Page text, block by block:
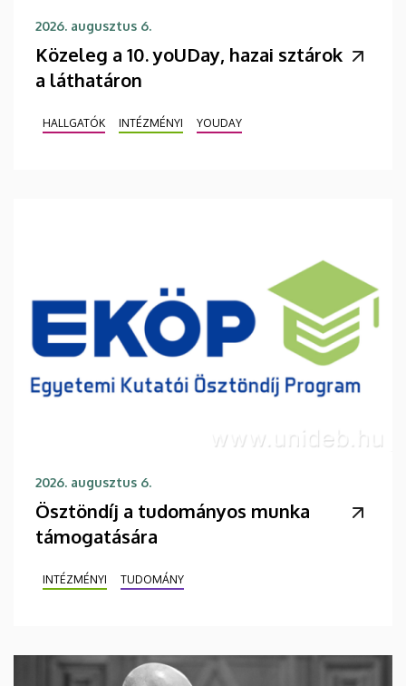
2026. augusztus 6.
Közeleg a 10. yoUDay, hazai sztárok
a láthatáron
HALLGATÓK INTÉZMÉNYI YOUDAY
2026. augusztus 6.
Ösztöndíj a tudományos munka
támogatására
INTÉZMÉNYI TUDOMÁNY